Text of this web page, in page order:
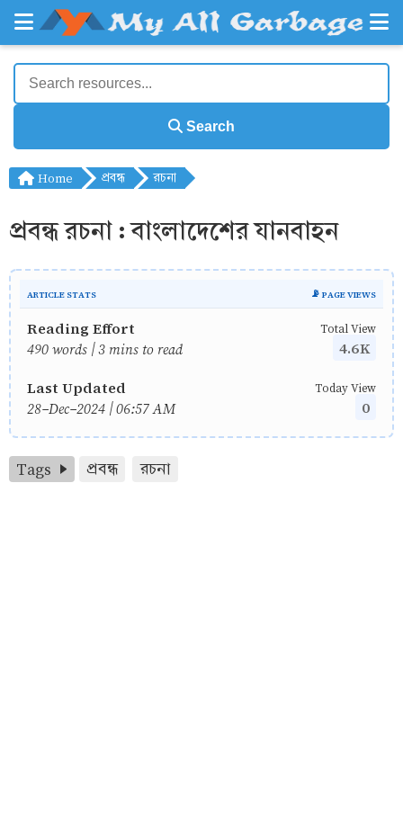
Search
Home প্রবন্ধ রচনা
প্রবন্ধ রচনা : বাংলাদেশের যানবাহন
ARTICLE STATS 📡 PAGE VIEWS
Reading Effort
490 words | 3 mins to read
Total View
4.6K
Last Updated
28-Dec-2024 | 06:57 AM
Today View
0
Tags প্রবন্ধ রচনা